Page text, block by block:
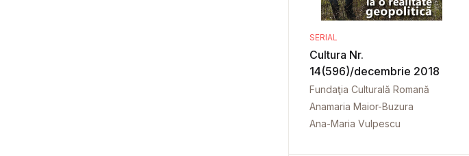
SERIAL
Cultura Nr.
14(596)/decembrie 2018
Fundaţia Culturală Romană
Anamaria Maior-Buzura
Ana-Maria Vulpescu